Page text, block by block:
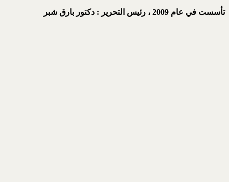
تأسست في عام 2009 ، رئيس التحرير : دكتور بارق شبر